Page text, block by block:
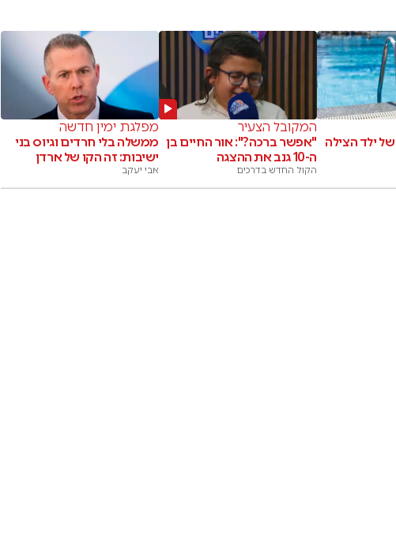
של ילד הצילה
המקובל הצעיר
"אפשר ברכה?": אור החיים בן
ה-10 גנב את ההצגה
הקול החדש בדרכים
מפלגת ימין חדשה
ממשלה בלי חרדים וגיוס בני
ישיבות: זה הקו של ארדן
אבי יעקב